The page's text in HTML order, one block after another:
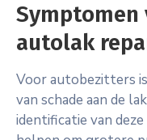
Symptomen
autolak
Voor autobezitters
van schade aan de
identificatie van deze